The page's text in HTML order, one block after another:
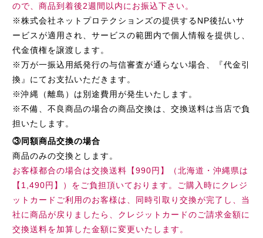
ので、商品到着後2週間以内にお振込下さい。
※株式会社ネットプロテクションズの提供するNP後払いサ
ービスが適用され、サービスの範囲内で個人情報を提供し、
代金債権を譲渡します。
※万が一振込用紙発行の与信審査が通らない場合、『代金引
換』にてお支払いただきます。
※沖縄（離島）は別途費用が発生いたします。
※不備、不良商品の場合の商品交換は、交換送料は当店で負
担いたします。
③同額商品交換の場合
商品のみの交換とします。
お客様都合の場合は交換送料【990円】（北海道・沖縄県は
【1,490円】）をご負担頂いております。ご購入時にクレジ
ットカードご利用のお客様は、同時引取り交換が完了し、当
社に商品が戻りましたら、クレジットカードのご請求金額に
交換送料を加算した金額に変更いたします。